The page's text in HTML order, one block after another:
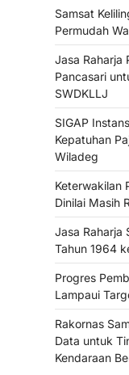
Samsat
Permudah
Jasa Raharja
Pancasari
SWDKLLJ
SIGAP
Kepatuhan
Wiladeg
Keterwakilan
Dinilai Masih
Jasa Raharja
Tahun 1964
Progres
Lampaui
Rakornas
Data untuk
Kendaraan